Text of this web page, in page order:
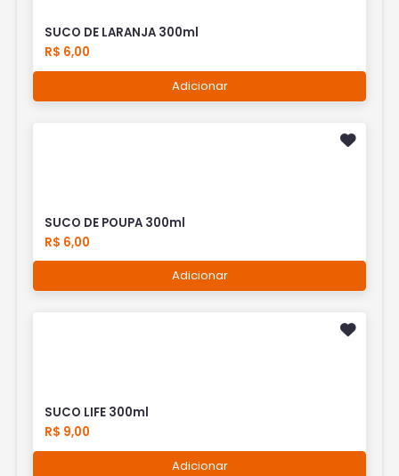
SUCO DE LARANJA 300ml
R$ 6,00
Adicionar
SUCO DE POUPA 300ml
R$ 6,00
Adicionar
SUCO LIFE 300ml
R$ 9,00
Adicionar